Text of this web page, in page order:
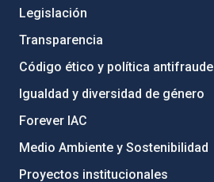
Legislación
Transparencia
Código ético y política antifraude
Igualdad y diversidad de género
Forever IAC
Medio Ambiente y Sostenibilidad
Proyectos institucionales